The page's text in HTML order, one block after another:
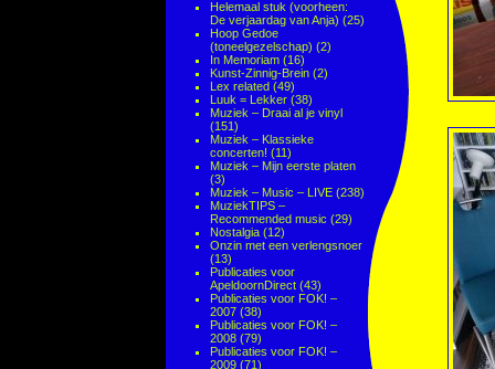
Helemaal stuk (voorheen:
De verjaardag van Anja) (25)
Hoop Gedoe
(toneelgezelschap) (2)
In Memoriam (16)
Kunst-Zinnig-Brein (2)
Lex related (49)
Luuk = Lekker (38)
Muziek – Draai al je vinyl
(151)
Muziek – Klassieke
concerten! (11)
Muziek – Mijn eerste platen
(3)
Muziek – Music – LIVE (238)
MuziekTIPS –
Recommended music (29)
Nostalgia (12)
Onzin met een verlengsnoer
(13)
Publicaties voor
ApeldoornDirect (43)
Publicaties voor FOK! –
2007 (38)
Publicaties voor FOK! –
2008 (79)
Publicaties voor FOK! –
2009 (71)